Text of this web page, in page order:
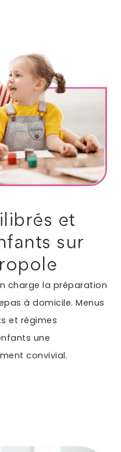
et
sur
charge la préparation
à domicile. Menus
et régimes
une
convivial.
du besoin
j'accepte que les
dans le cadre